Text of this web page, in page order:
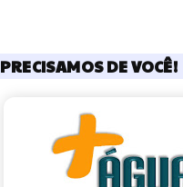
PRECISAMOS DE VOCÊ!